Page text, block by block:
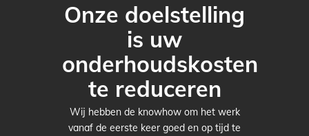
Onze doelstelling
is uw
onderhoudskosten
te reduceren
Wij hebben de knowhow om het werk
vanaf de eerste keer goed en op tijd te